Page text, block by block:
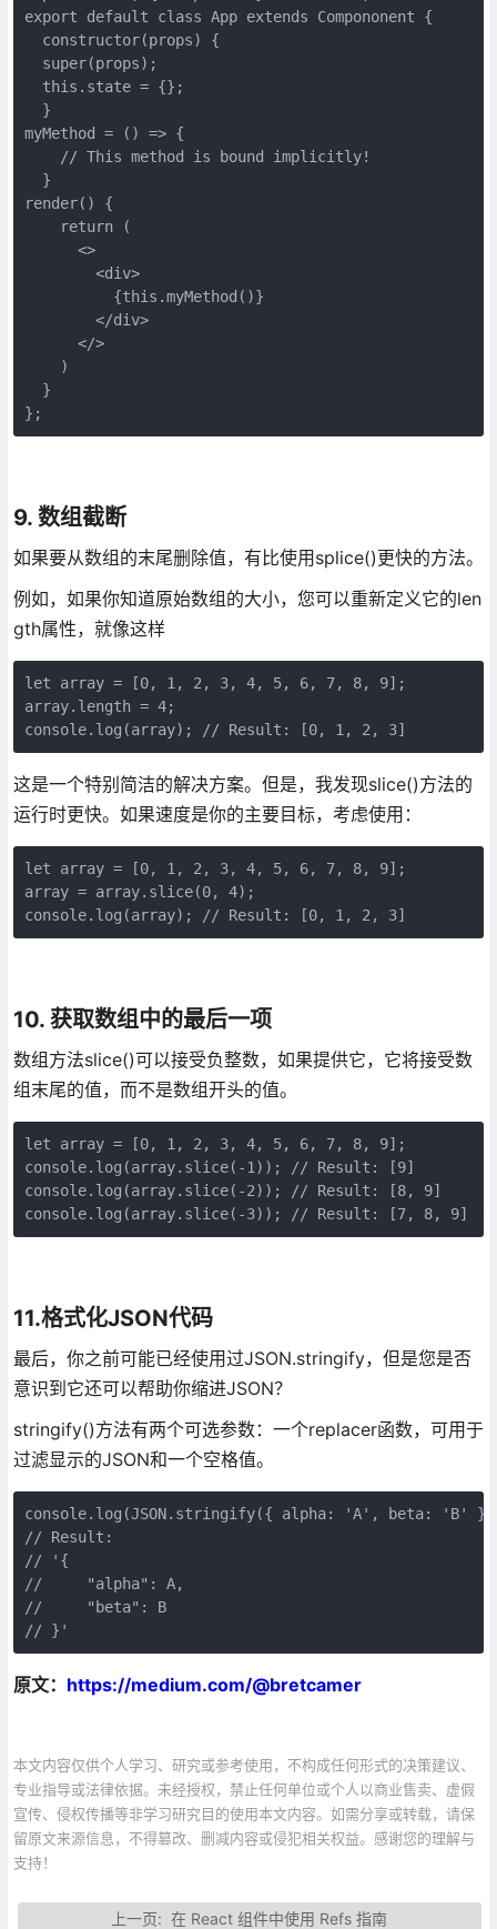
export default class App extends Compononent {
  constructor(props) {
  super(props);
  this.state = {};
  }
myMethod = () => {
    // This method is bound implicitly!
  }
render() {
    return (
      <>
        <div>
          {this.myMethod()}
        </div>
      </>
    )
  }
9. 数组截断
如果要从数组的末尾删除值，有比使用splice()更快的方法。
例如，如果你知道原始数组的大小，您可以重新定义它的len
gth属性，就像这样
let array = [0, 1, 2, 3, 4, 5, 6, 7, 8, 9];
array.length = 4;
这是一个特别简洁的解决方案。但是，我发现slice()方法的
运行时更快。如果速度是你的主要目标，考虑使用：
let array = [0, 1, 2, 3, 4, 5, 6, 7, 8, 9];
array = array.slice(0, 4);
console.log(array); // Result: [0, 1, 2, 3]
10. 获取数组中的最后一项
数组方法slice()可以接受负整数，如果提供它，它将接受数
组末尾的值，而不是数组开头的值。
let array = [0, 1, 2, 3, 4, 5, 6, 7, 8, 9];
console.log(array.slice(-1)); // Result: [9]
console.log(array.slice(-2)); // Result: [8, 9]
console.log(array.slice(-3)); // Result: [7, 8, 9]
11.格式化JSON代码
最后，你之前可能已经使用过JSON.stringify，但是您是否
意识到它还可以帮助你缩进JSON？
stringify()方法有两个可选参数：一个replacer函数，可用于
过滤显示的JSON和一个空格值。
console.log(JSON.stringify({ alpha: 'A', beta:
// Result:
// '{
//     "alpha": A,
//     "beta": B
原文： https://medium.com/@bretcamer
本文内容仅供个人学习、研究或参考使用，不构成任何形式的决策建议、
专业指导或法律依据。未经授权，禁止任何单位或个人以商业售卖、虚假
宣传、侵权传播等非学习研究目的使用本文内容。如需分享或转载，请保
留原文来源信息，不得篡改、删减内容或侵犯相关权益。感谢您的理解与
支持！
上一页:在 React 组件中使用 Refs 指南